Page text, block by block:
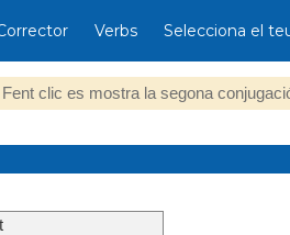
Verbs Selecciona el
Fent clic es mostra la segona